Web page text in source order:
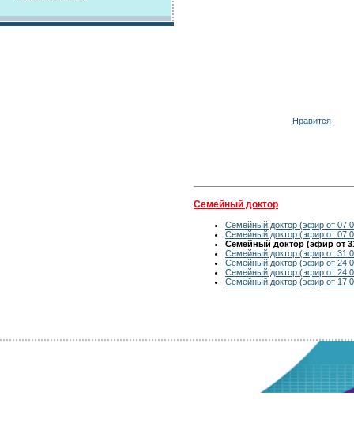
Нравится
Семейный доктор
Семейный доктор (эфир от
Семейный доктор (эфир от
Семейный доктор (эфир от
Семейный доктор (эфир от
Семейный доктор (эфир от
Семейный доктор (эфир от
Семейный доктор (эфир от